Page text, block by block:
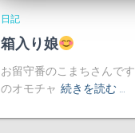
日記
箱入り娘
お留守番のこまちさんです
のオモチャ 続きを読む …